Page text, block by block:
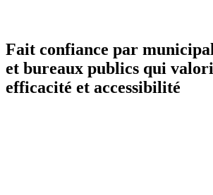
Fait confiance par
et bureaux publics qui
efficacité et accessibilité